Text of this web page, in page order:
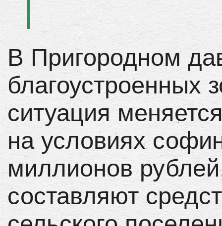
В Пригородном
благоустроенных
ситуация
на условиях
миллионов
составляют